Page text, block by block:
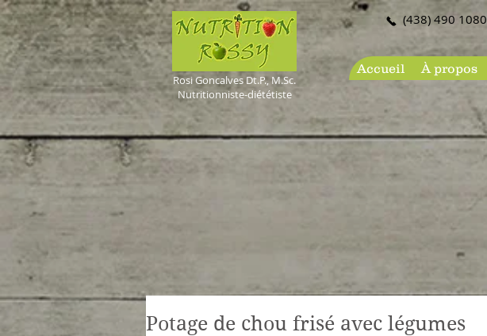
Rosi Goncalves Dt.P., M.Sc.
Nutritionniste-diététiste
(438) 490 108​0
Accueil À propos
Potage de chou frisé avec légumes